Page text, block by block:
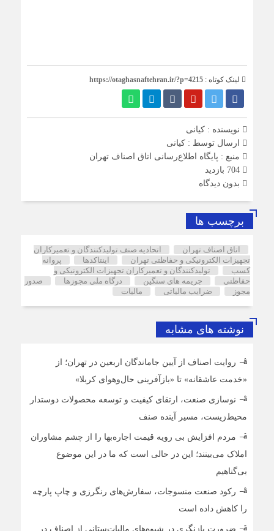
لینک کوتاه : https://otaghasnaftehran.ir/?p=4215
نویسنده : کیانی
ارسال توسط : کیانی
منبع : پایگاه اطلاع‌رسانی اتاق اصناف تهران
بدون دیدگاه
برچسب ها
اتاق اصناف تهران
اتحادیه صنف تولیدکنندگان و تعمیرکاران
تجهیزات الکترونیکی و حفاظتی تهران
اینتاکدها
پروانه
کسب
تولیدکنندگان و تعمیرکاران تجهیزات الکترونیکی و
حفاظتی
جریمه های سنگین درگاه ملی مجوزها
صدور
مجوز
ضرایب مالیاتی مالیات
نوشته های مشابه
روایت اصناف از آیین جاماندگان اربعین در تهران؛ از
«خدمت عاشقانه» تا «بازآفرینی حال‌وهوای کربلا»
نوسازی صنعت، ارتقای کیفیت و توسعه محصولات دوستدار
محیط‌زیست، مسیر آینده صنف
مردم افزایش بی رویه قیمت اجاره‌بها را از چشم مشاوران
املاک می‌بینند؛ این در حالی است که ما در این موضوع
بی‌گناهیم
رکود صنعت منسوجات، سفارش‌های رنگرزی و چاپ پارچه
را کاهش داده است
ضرورت بازنگری در شیوه‌های مالیات‌ستانی از اصناف در